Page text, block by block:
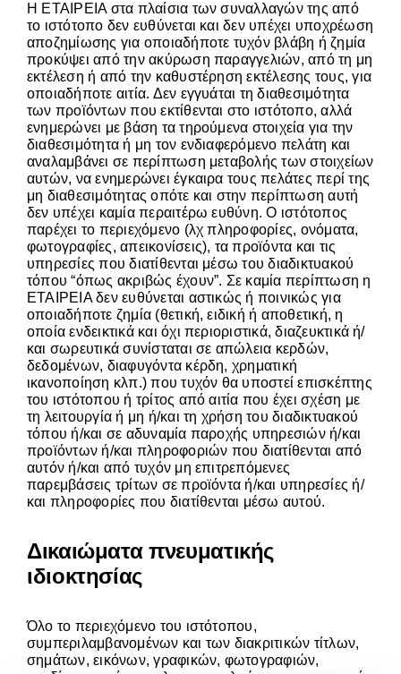
Η ΕΤΑΙΡΕΙΑ στα πλαίσια των συναλλαγών της από
το ιστότοπο δεν ευθύνεται και δεν υπέχει υποχρέωση
αποζημίωσης για οποιαδήποτε τυχόν βλάβη ή ζημία
προκύψει από την ακύρωση παραγγελιών, από τη μη
εκτέλεση ή από την καθυστέρηση εκτέλεσης τους, για
οποιαδήποτε αιτία. Δεν εγγυάται τη διαθεσιμότητα
των προϊόντων που εκτίθενται στο ιστότοπο, αλλά
ενημερώνει με βάση τα τηρούμενα στοιχεία για την
διαθεσιμότητα ή μη τον ενδιαφερόμενο πελάτη και
αναλαμβάνει σε περίπτωση μεταβολής των στοιχείων
αυτών, να ενημερώνει έγκαιρα τους πελάτες περί της
μη διαθεσιμότητας οπότε και στην περίπτωση αυτή
δεν υπέχει καμία περαιτέρω ευθύνη. Ο ιστότοπος
παρέχει το περιεχόμενο (λχ πληροφορίες, ονόματα,
φωτογραφίες, απεικονίσεις), τα προϊόντα και τις
υπηρεσίες που διατίθενται μέσω του διαδικτυακού
τόπου “όπως ακριβώς έχουν”. Σε καμία περίπτωση η
ΕΤΑΙΡΕΙΑ δεν ευθύνεται αστικώς ή ποινικώς για
οποιαδήποτε ζημία (θετική, ειδική ή αποθετική, η
οποία ενδεικτικά και όχι περιοριστικά, διαζευκτικά ή/
και σωρευτικά συνίσταται σε απώλεια κερδών,
δεδομένων, διαφυγόντα κέρδη, χρηματική
ικανοποίηση κλπ.) που τυχόν θα υποστεί επισκέπτης
του ιστότοπου ή τρίτος από αιτία που έχει σχέση με
τη λειτουργία ή μη ή/και τη χρήση του διαδικτυακού
τόπου ή/και σε αδυναμία παροχής υπηρεσιών ή/και
προϊόντων ή/και πληροφοριών που διατίθενται από
αυτόν ή/και από τυχόν μη επιτρεπόμενες
παρεμβάσεις τρίτων σε προϊόντα ή/και υπηρεσίες ή/
και πληροφορίες που διατίθενται μέσω αυτού.
Δικαιώματα πνευματικής
ιδιοκτησίας
Όλο το περιεχόμενο του ιστότοπου,
συμπεριλαμβανομένων και των διακριτικών τίτλων,
σημάτων, εικόνων, γραφικών, φωτογραφιών,